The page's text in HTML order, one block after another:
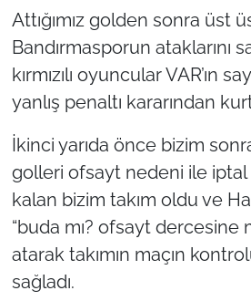
Attığımız golden sonra üst
Bandırmasporun ataklarını
kırmızılı oyuncular VAR’ın
yanlış penaltı kararından
İkinci yarıda önce bizim
golleri ofsayt nedeni ile iptal
kalan bizim takım oldu ve
“buda mı? ofsayt dercesine
atarak takımın maçın
sağladı.